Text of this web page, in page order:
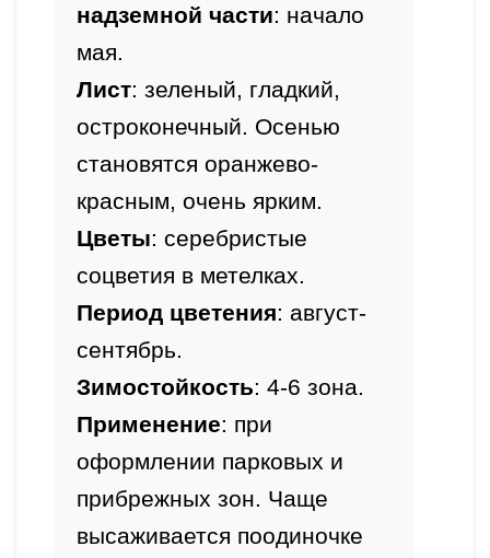
надземной части: начало
мая.
Лист: зеленый, гладкий,
остроконечный. Осенью
становятся оранжево-
красным, очень ярким.
Цветы: серебристые
соцветия в метелках.
Период цветения: август-
сентябрь.
Зимостойкость: 4-6 зона.
Применение: при
оформлении парковых и
прибрежных зон. Чаще
высаживается поодиночке